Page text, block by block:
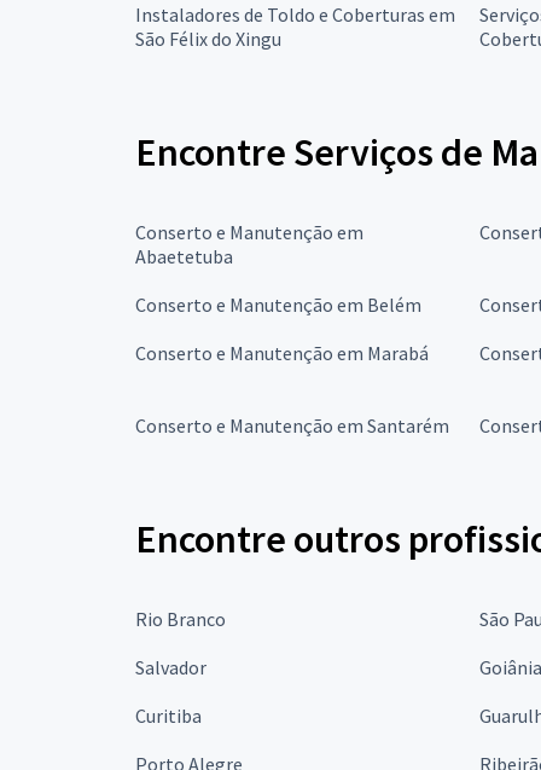
Instaladores de Toldo e Coberturas em
São Félix do Xingu
Encontre Serviços de
Conserto e Manutenção em
Abaetetuba
Conserto e Manutenção em Belém
Conserto e Manutenção em Marabá
Conserto e Manutenção em Santarém
Encontre outros
Rio Branco
São
Salvador
Goiânia
Curitiba
Porto Alegre